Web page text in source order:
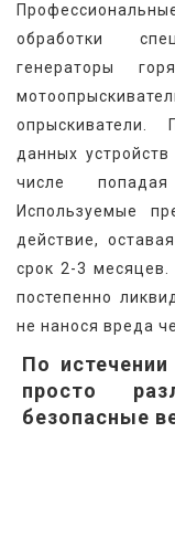
обработки
генераторы
данных
числе
Используемые
действие,
срок 2-3 месяцев.
постепенно
не нанося вреда
По истечении
просто
безопасные